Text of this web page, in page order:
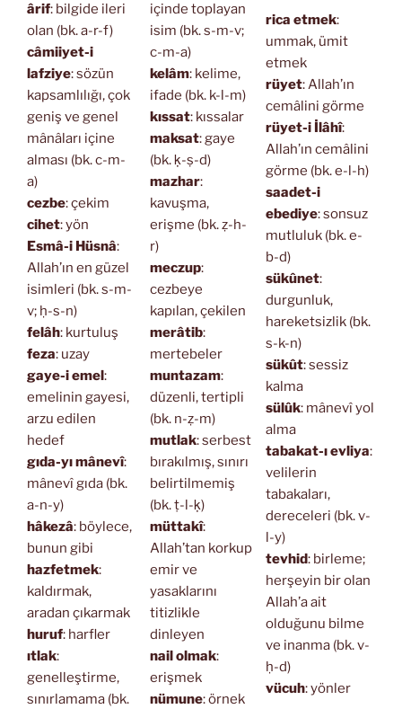
ârif: bilgide ileri
olan (bk. a-r-f)
câmiiyet-i
lafziye: sözün
kapsamlılığı, çok
geniş ve genel
mânâları içine
alması (bk. c-m-
a)
cezbe: çekim
cihet: yön
Esmâ-i Hüsnâ:
Allah’ın en güzel
isimleri (bk. s-m-
v; ḥ-s-n)
felâh: kurtuluş
feza: uzay
gaye-i emel:
emelinin gayesi,
arzu edilen
hedef
gıda-yı mânevî:
mânevî gıda (bk.
a-n-y)
hâkezâ: böylece,
bunun gibi
hazfetmek:
kaldırmak,
aradan çıkarmak
huruf: harfler
ıtlak:
genelleştirme,
sınırlamama (bk.
içinde toplayan
isim (bk. s-m-v;
c-m-a)
kelâm: kelime,
ifade (bk. k-l-m)
kıssat: kıssalar
maksat: gaye
(bk. ḳ-ṣ-d)
mazhar:
kavuşma,
erişme (bk. ẓ-h-
r)
meczup:
cezbeye
kapılan, çekilen
merâtib:
mertebeler
muntazam:
düzenli, tertipli
(bk. n-ẓ-m)
mutlak: serbest
bırakılmış, sınırı
belirtilmemiş
(bk. ṭ-l-ḳ)
müttakî:
Allah’tan korkup
emir ve
yasaklarını
titizlikle
dinleyen
nail olmak:
erişmek
nümune: örnek
rica etmek:
ummak, ümit
etmek
rüyet: Allah’ın
cemâlini görme
rüyet-i İlâhî:
Allah’ın cemâlini
görme (bk. e-l-h)
saadet-i
ebediye: sonsuz
mutluluk (bk. e-
b-d)
sükûnet:
durgunluk,
hareketsizlik (bk.
s-k-n)
sükût: sessiz
kalma
sülûk: mânevî yol
alma
tabakat-ı evliya:
velilerin
tabakaları,
dereceleri (bk. v-
l-y)
tevhid: birleme;
herşeyin bir olan
Allah’a ait
olduğunu bilme
ve inanma (bk. v-
ḥ-d)
vücuh: yönler